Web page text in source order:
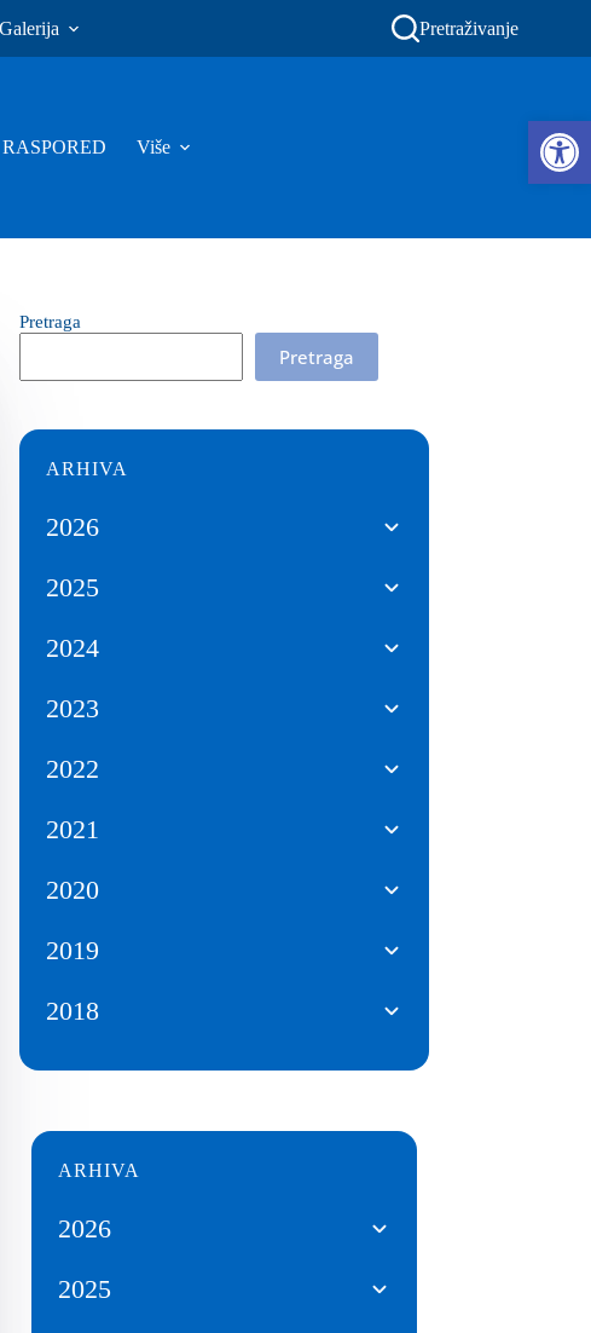
Galerija
Pretraživanje
RASPORED Više
Pretraga
Pretraga
ARHIVA
2026
2025
2024
2023
2022
2021
2020
2019
2018
ARHIVA
2026
2025